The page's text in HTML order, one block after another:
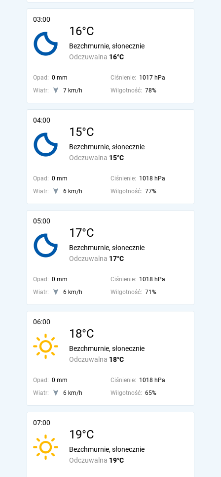
03:00
16°C
Odczuwalna 16°C
Bezchmurnie, słonecznie
Opad: 0 mm Ciśnienie: 1017 hPa
Wiatr:
7 km/h Wilgotność: 78%
04:00
15°C
Odczuwalna 15°C
Bezchmurnie, słonecznie
Opad: 0 mm Ciśnienie: 1018 hPa
Wiatr:
6 km/h Wilgotność: 77%
05:00
17°C
Odczuwalna 17°C
Bezchmurnie, słonecznie
Opad: 0 mm Ciśnienie: 1018 hPa
Wiatr:
6 km/h Wilgotność: 71%
06:00
18°C
Odczuwalna 18°C
Bezchmurnie, słonecznie
Opad: 0 mm Ciśnienie: 1018 hPa
Wiatr:
6 km/h Wilgotność: 65%
07:00
19°C
Odczuwalna 19°C
Bezchmurnie, słonecznie